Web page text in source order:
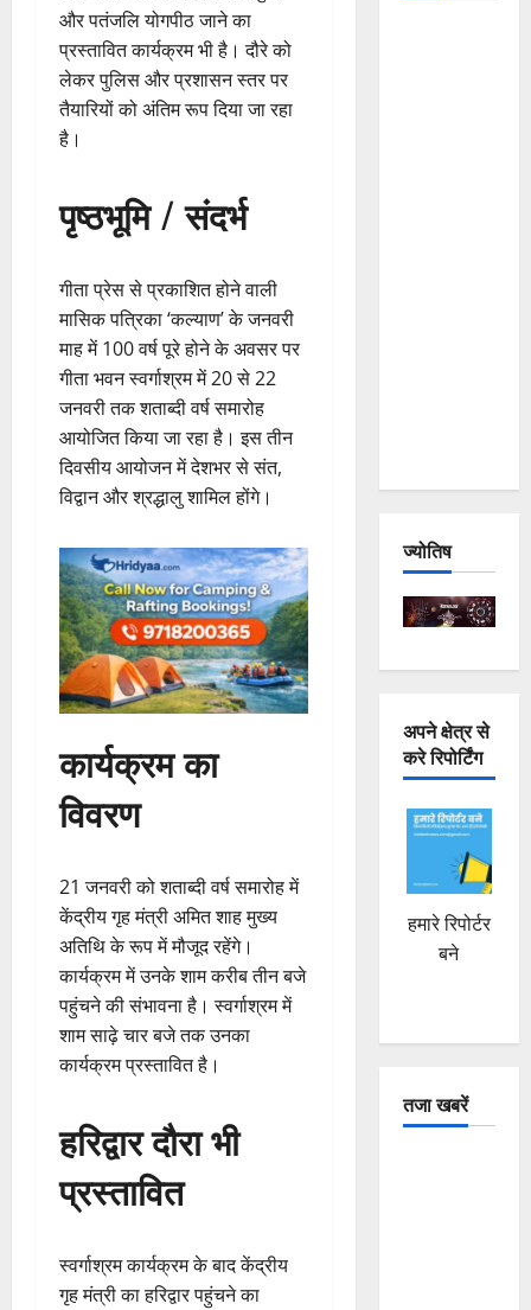
और पतंजलि योगपीठ जाने का
प्रस्तावित कार्यक्रम भी है। दौरे को
लेकर पुलिस और प्रशासन स्तर पर
तैयारियों को अंतिम रूप दिया जा रहा
है।
पृष्ठभूमि / संदर्भ
गीता प्रेस से प्रकाशित होने वाली
मासिक पत्रिका ‘कल्याण’ के जनवरी
माह में 100 वर्ष पूरे होने के अवसर पर
गीता भवन स्वर्गाश्रम में 20 से 22
जनवरी तक शताब्दी वर्ष समारोह
आयोजित किया जा रहा है। इस तीन
दिवसीय आयोजन में देशभर से संत,
विद्वान और श्रद्धालु शामिल होंगे।
कार्यक्रम का
विवरण
21 जनवरी को शताब्दी वर्ष समारोह में
केंद्रीय गृह मंत्री अमित शाह मुख्य
अतिथि के रूप में मौजूद रहेंगे।
कार्यक्रम में उनके शाम करीब तीन बजे
पहुंचने की संभावना है। स्वर्गाश्रम में
शाम साढ़े चार बजे तक उनका
कार्यक्रम प्रस्तावित है।
हरिद्वार दौरा भी
प्रस्तावित
स्वर्गाश्रम कार्यक्रम के बाद केंद्रीय
गृह मंत्री का हरिद्वार पहुंचने का
ज्योतिष
अपने क्षेत्र से
करे रिपोर्टिंग
हमारे रिपोर्टर
बने
तजा खबरें